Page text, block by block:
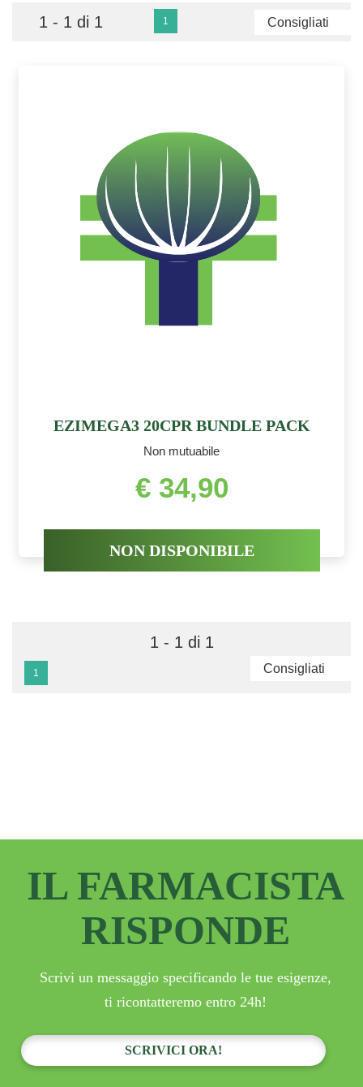
1 - 1 di 1 1
EZIMEGA3 20CPR BUNDLE PACK
Non mutuabile
€ 34,90
NON DISPONIBILE
1 - 1 di 1
1
IL FARMACISTA
RISPONDE
Scrivi un messaggio specificando le tue esigenze,
ti ricontatteremo entro 24h!
SCRIVICI ORA!